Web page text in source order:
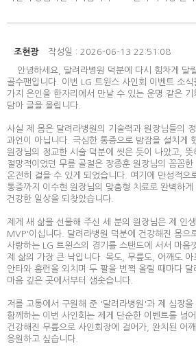
조현광 작성일 : 2026-06-13 22:51:08
안녕하세요, 달려라병원 덕분에 다시 힘차게 달
골수팬입니다. 이번 LG 트윈스 사인회 이벤트 소
가지 은인을 한자리에서 만날 수 있는 운명 같은
담아 글을 올립니다.
사실 제 몸은 달려라병원의 기술력과 원장님들의
과언이 아닙니다. 극심한 통증으로 밤잠을 설치게
원장님의 정교한 시술 덕분에 씻은 듯이 나았고, 뜻
절망적이었던 무릎 골절은 장종훈 원장님의 꼼꼼한
온전히 걸을 수 있게 되었습니다. 여기에 만성적으
통증까지 이수현 원장님의 맞춤형 치료로 완벽하
건강한 일상을 되찾았습니다.
제게 새 삶을 선물해 주신 세 분의 원장님은 제 인
MVP'이십니다. 달려라병원 덕분에 건강해진 몸으
사랑하는 LG 트윈스의 경기를 스탠드에 서서 마음
제 삶의 가장 큰 낙입니다. 목도, 무릎도, 어깨도 아
안타와 홈런을 외치며 두 팔을 번쩍 올릴 때마다 달
마음 깊은 곳에서부터 샘솟습니다.
저를 고통에서 구원해 준 '달려라병원'과 제 심장
함께하는 이번 사인회는 제게 단순한 이벤트를 넘
건강해진 무릎으로 사인회장에 걸어가, 완치된 어
응원하고 싶습니다.